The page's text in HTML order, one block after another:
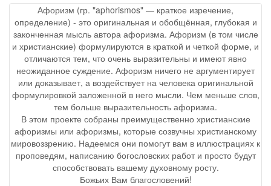
Афоризм (гр. "aphorismos" — краткое изречение,
определение) - это оригинальная и обобщённая, глубокая и
законченная мысль автора афоризма. Афоризм (в том числе
и христианские) формулируются в краткой и четкой форме, и
отличаются тем, что очень выразительны и имеют явно
неожиданное суждение. Афоризм ничего не аргументирует
или доказывает, а воздействует на человека оригинальной
формулировкой заложенной в него мысли. Чем меньше слов,
тем больше выразительность афоризма.
В этом проекте собраны преимущественно христианские
афоризмы или афоризмы, которые созвучны христианскому
мировоззрению. Надеемся они помогут вам в иллюстрациях к
проповедям, написанию богословских работ и просто будут
способствовать вашему духовному росту.
Божьих Вам благословений!